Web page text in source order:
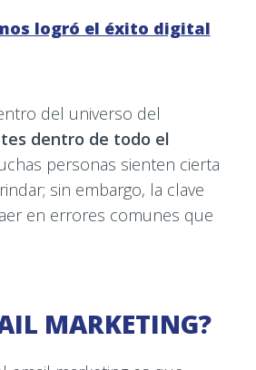
logró el éxito digital
del universo del
dentro de todo el
personas sienten cierta
sin embargo, la clave
en errores comunes que
MARKETING?